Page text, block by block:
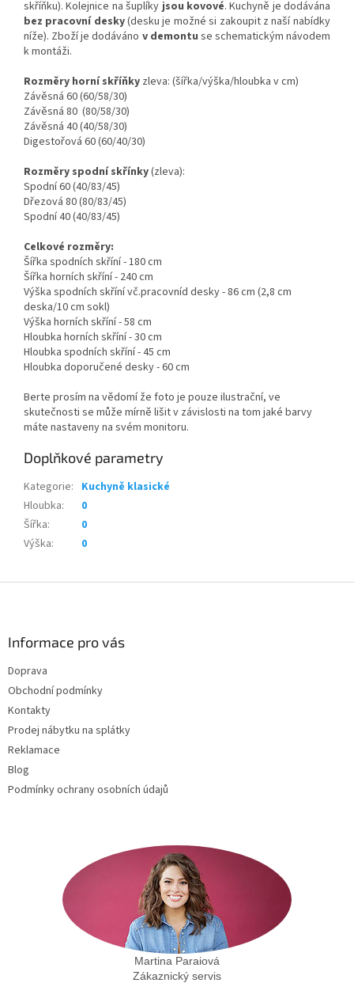
skříňku). Kolejnice na šuplíky jsou kovové. Kuchyně je dodávána
bez pracovní desky(desku je možné si zakoupit z naší nabídky
níže). Zboží je dodáváno v demontu se schematickým návodem
k montáži.
Rozměry horní skříňky zleva: (šířka/výška/hloubka v cm)
Závěsná 60 (60/58/30)
Závěsná 80 (80/58/30)
Závěsná 40 (40/58/30)
Digestořová 60 (60/40/30)
Rozměry spodní skřínky(zleva):
Spodní 60 (40/83/45)
Dřezová 80 (80/83/45)
Spodní 40 (40/83/45)
Celkové rozměry:
Šířka spodních skříní - 180 cm
Šířka horních skříní - 240 cm
Výška spodních skříní vč.pracovníd desky - 86 cm (2,8 cm
deska/10 cm sokl)
Výška horních skříní - 58 cm
Hloubka horních skříní - 30 cm
Hloubka spodních skříní - 45 cm
Hloubka doporučené desky - 60 cm
Berte prosím na vědomí že foto je pouze ilustrační, ve
skutečnosti se může mírně lišit v závislosti na tom jaké barvy
máte nastaveny na svém monitoru.
Doplňkové parametry
Kategorie: Kuchyně klasické
Hloubka:
0
Šířka:
0
Výška: 0
Informace pro vás
Doprava
Obchodní podmínky
Kontakty
Prodej nábytku na splátky
Reklamace
Blog
Podmínky ochrany osobních údajů
Martina Paraiová
Zákaznický servis